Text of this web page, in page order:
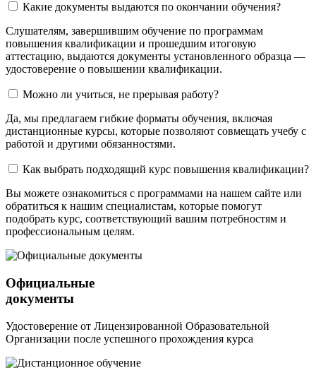
Какие документы выдаются по окончании обучения?
Слушателям, завершившим обучение по программам
повышения квалификации и прошедшим итоговую
аттестацию, выдаются документы установленного образца —
удостоверение о повышении квалификации.
Можно ли учиться, не прерывая работу?
Да, мы предлагаем гибкие форматы обучения, включая
дистанционные курсы, которые позволяют совмещать учебу с
работой и другими обязанностями.
Как выбрать подходящий курс повышения квалификации?
Вы можете ознакомиться с программами на нашем сайте или
обратиться к нашим специалистам, которые помогут
подобрать курс, соответствующий вашим потребностям и
профессиональным целям.
Официальные
документы
Удостоверение от Лицензированной Образовательной
Организации после успешного прохождения курса